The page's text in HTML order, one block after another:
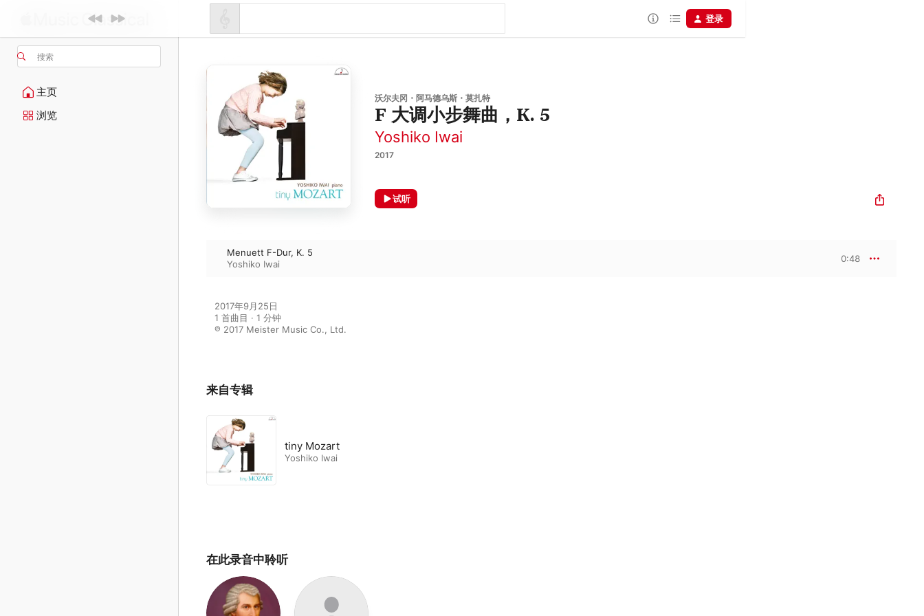
搜索
主页
浏览
登录
沃尔夫冈・阿马德乌斯・莫扎特
F 大调小步舞曲，K. 5
Yoshiko Iwai
2017
试听
Menuett F-Dur, K. 5
Yoshiko Iwai
0:48
2017年9月25日
1 首曲目 · 1 分钟
℗ 2017 Meister Music Co., Ltd.
来自专辑
tiny Mozart
Yoshiko Iwai
在此录音中聆听